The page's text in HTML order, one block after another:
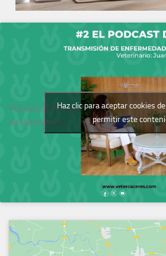
Podcast del Colegio
de Veterinarios
Haz clic para aceptar cookies
permitir este